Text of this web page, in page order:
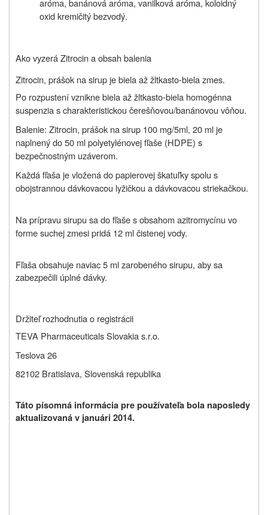
aróma, banánová aróma, vanilková aróma, koloidný
oxid kremičitý bezvodý.
Ako vyzerá Zitrocin a obsah balenia
Zitrocin, prášok na sirup je biela až žltkasto-biela zmes.
Po rozpustení vznikne biela až žltkasto-biela homogénna
suspenzia s charakteristickou čerešňovou/banánovou vôňou.
Balenie: Zitrocin, prášok na sirup 100 mg/5ml, 20 ml je
naplnený do 50 ml polyetylénovej fľaše (HDPE) s
bezpečnostným uzáverom.
Každá fľaša je vložená do papierovej škatuľky spolu s
obojstrannou dávkovacou lyžičkou a dávkovacou striekačkou.
Na prípravu sirupu sa do fľaše s obsahom azitromycínu vo
forme suchej zmesi pridá 12 ml čistenej vody.
Fľaša obsahuje naviac 5 ml zarobeného sirupu, aby sa
zabezpečili úplné dávky.
Držiteľ rozhodnutia o registrácii
TEVA Pharmaceuticals Slovakia s.r.o.
Teslova 26
82102 Bratislava, Slovenská republika
Táto písomná informácia pre používateľa bola naposledy
aktualizovaná v januári 2014.